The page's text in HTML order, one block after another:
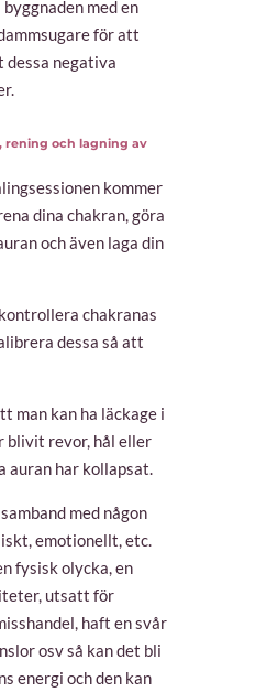
med en
för att
dessa negativa
rening och lagning av
kommer
dina chakran, göra
och även laga din
chakranas
dessa så att
man kan ha läckage i
blivit revor, hål eller
auran har kollapsat.
med någon
emotionellt, etc.
fysisk olycka, en
utsatt för
haft en svår
osv så kan det bli
energi och den kan